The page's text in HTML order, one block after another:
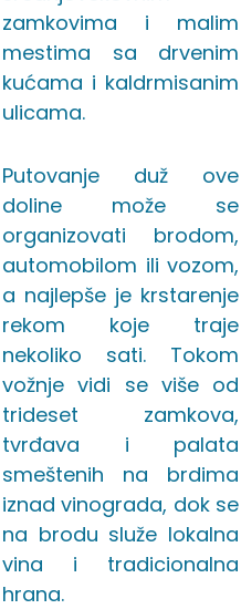
zamkovima i malim
mestima sa drvenim
kućama i kaldrmisanim
ulicama.
Putovanje duž ove
doline može se
organizovati brodom,
automobilom ili vozom,
a najlepše je krstarenje
rekom koje traje
nekoliko sati. Tokom
vožnje vidi se više od
trideset zamkova,
tvrđava i palata
smeštenih na brdima
iznad vinograda, dok se
na brodu služe lokalna
vina i tradicionalna
hrana.